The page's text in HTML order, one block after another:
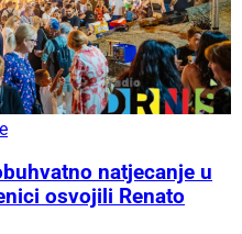
natjecanje u
osvojili Renato